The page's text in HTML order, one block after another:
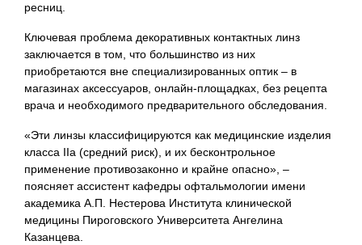
ресниц.
Ключевая проблема декоративных контактных линз
заключается в том, что большинство из них
приобретаются вне специализированных оптик – в
магазинах аксессуаров, онлайн-площадках, без рецепта
врача и необходимого предварительного обследования.
«Эти линзы классифицируются как медицинские изделия
класса IIa (средний риск), и их бесконтрольное
применение противозаконно и крайне опасно», –
поясняет ассистент кафедры офтальмологии имени
академика А.П. Нестерова Института клинической
медицины Пироговского Университета Ангелина
Казанцева.